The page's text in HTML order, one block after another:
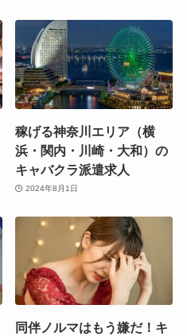
稼げる神奈川エリア（横
浜・関内・川崎・大和）の
キャバクラ派遣求人
2024年8月1日
同伴ノルマはもう嫌だ！キ